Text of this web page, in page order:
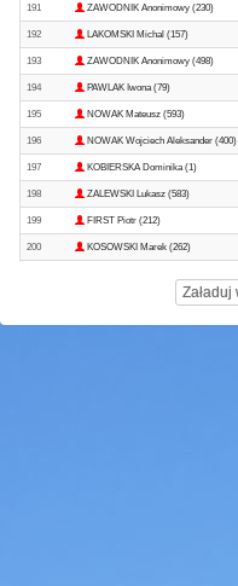
191 ZAWODNIK Anonimowy (230)
192 LAKOMSKI Michal (157)
193 ZAWODNIK Anonimowy (498)
194 PAWLAK Iwona (79)
195 NOWAK Mateusz (593)
196 NOWAK Wojciech Aleksander (400)
197 KOBIERSKA Dominika (1)
198 ZALEWSKI Lukasz (583)
199 FIRST Piotr (212)
200 KOSOWSKI Marek (262)